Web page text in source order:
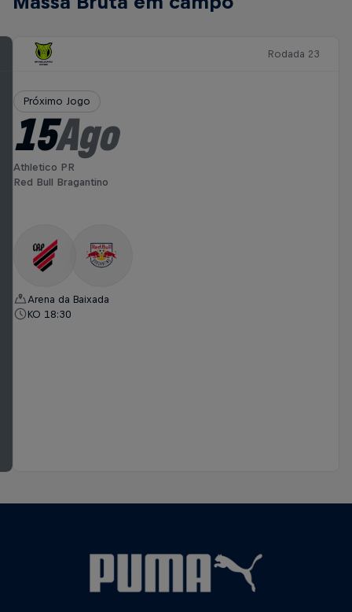
Rodada 23
Próximo Jogo
15Ago
Athletico PR
Red Bull Bragantino
Arena da Baixada
KO 18:30